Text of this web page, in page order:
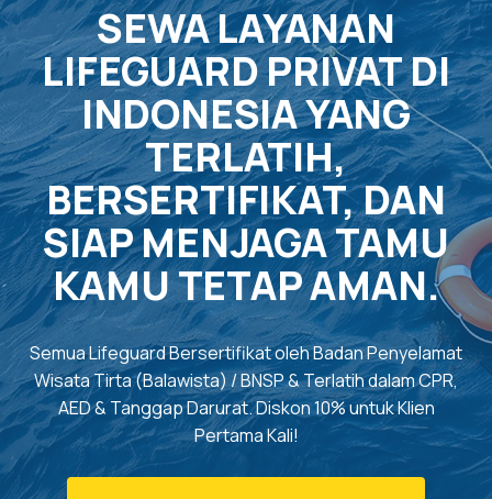
SEWA LAYANAN
LIFEGUARD PRIVAT DI
INDONESIA YANG
TERLATIH,
BERSERTIFIKAT, DAN
SIAP MENJAGA TAMU
KAMU TETAP AMAN.
Semua Lifeguard Bersertifikat oleh Badan Penyelamat
Wisata Tirta (Balawista) / BNSP & Terlatih dalam CPR,
AED & Tanggap Darurat. Diskon 10% untuk Klien
Pertama Kali!